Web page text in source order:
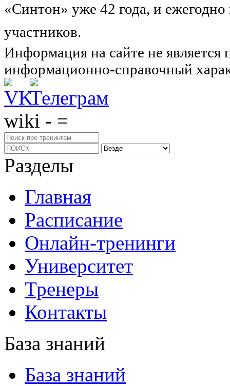
«Синтон» уже 42 года, и
участников.
Информация на сайте не
информационно-справочный
wiki - =
Разделы
Главная
Расписание
Онлайн-тренинги
Университет
Тренеры
Контакты
База знаний
База знаний